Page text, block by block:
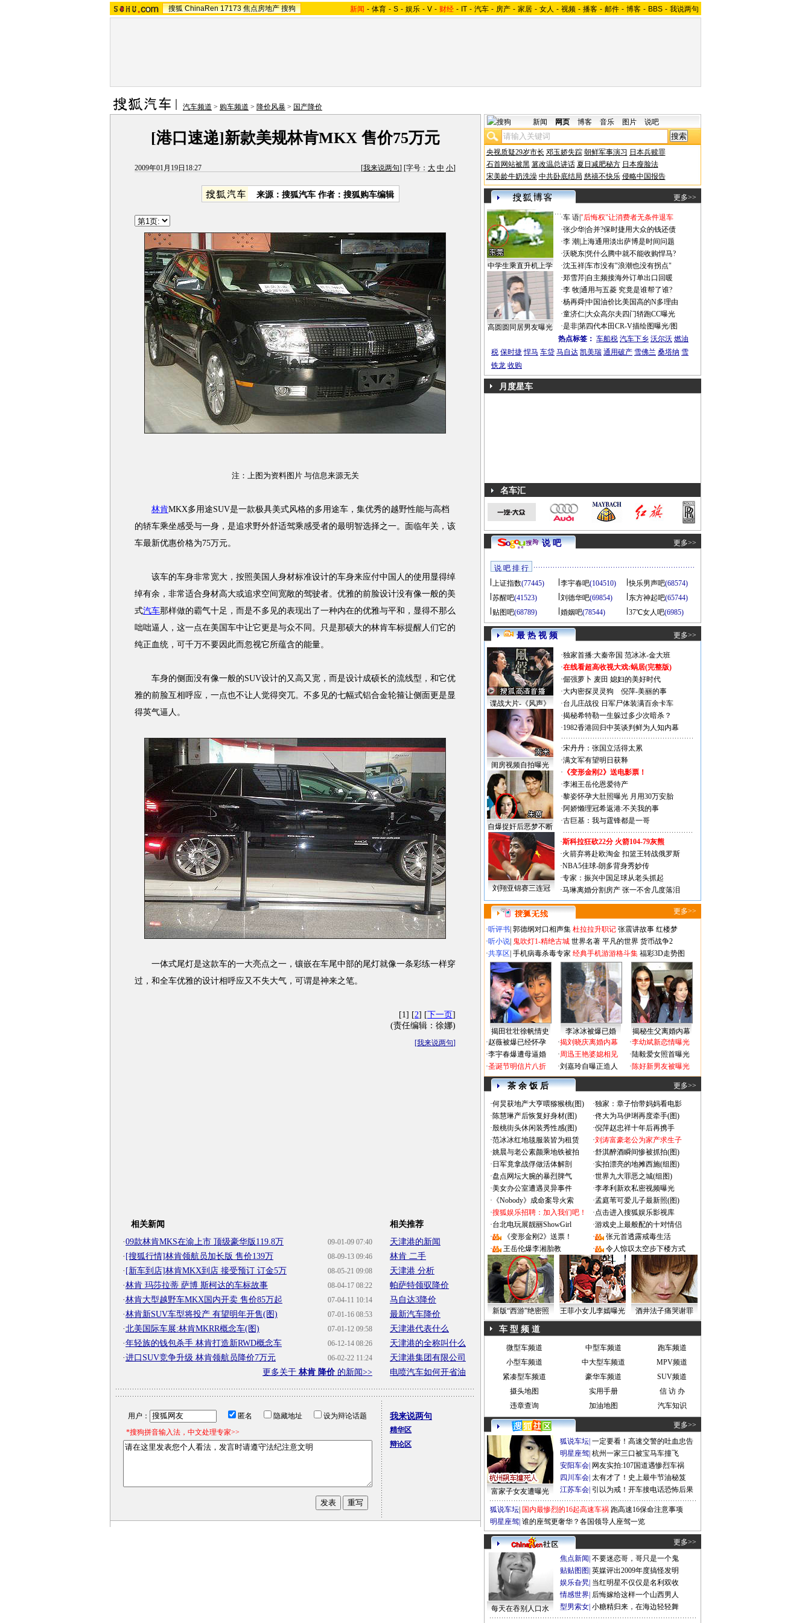
搜狐 ChinaRen 17173 焦点房地产 搜狗 新闻 - 体育 - S - 娱乐 - V - 财经 - IT - 汽车 - 房产 - 家居 - 女人 - 视频 - 播客 - 邮件 - 博客 - BBS - 我说两句
汽车频道 > 购车频道 > 降价风暴 > 国产降价
[港口速递]新款美规林肯MKX 售价75万元
2009年01月19日18:27 [我来说两句] [字号： 大 中 小]
来源：搜狐汽车 作者：搜狐购车编辑
注：上图为资料图片 与信息来源无关
林肯MKX多用途SUV是一款极具美式风格的多用途车，集优秀的越野性能与高档
的轿车乘坐感受与一身，是追求野外舒适驾乘感受者的最明智选择之一。面临年关，该
车最新优惠价格为75万元。
该车的车身非常宽大，按照美国人身材标准设计的车身来应付中国人的使用显得绰
绰有余，非常适合身材高大或追求空间宽敞的驾驶者。优雅的前脸设计没有像一般的美
式汽车那样做的霸气十足，而是不多见的表现出了一种内在的优雅与平和，显得不那么
咄咄逼人，这一点在美国车中让它更是与众不同。只是那硕大的林肯车标提醒人们它的
纯正血统，可千万不要因此而忽视它所蕴含的能量。
车身的侧面没有像一般的SUV设计的又高又宽，而是设计成硕长的流线型，和它优
雅的前脸互相呼应，一点也不让人觉得突兀。不多见的七幅式铝合金轮箍让侧面更是显
得英气逼人。
一体式尾灯是这款车的一大亮点之一，镶嵌在车尾中部的尾灯就像一条彩练一样穿
过，和全车优雅的设计相呼应又不失大气，可谓是神来之笔。
[1] [2] [下一页]
(责任编辑：徐娜)
[我来说两句]
相关新闻
09-01-09 07:40
·09款林肯MKS在渝上市 顶级豪华版119.8万
08-09-13 09:46
· [搜狐行情]林肯领航员加长版 售价139万
08-05-21 09:08
· [新车到店]林肯MKX到店 接受预订 订金5万
08-04-17 08:22
·林肯 玛莎拉蒂 萨博 斯柯达的车标故事
07-04-11 10:14
·林肯大型越野车MKX国内开卖 售价85万起
07-01-16 08:53
·林肯新SUV车型将投产 有望明年开售(图)
07-01-12 09:58
·北美国际车展:林肯MKRR概念车(图)
06-12-14 08:26
·年轻族的钱包杀手 林肯打造新RWD概念车
06-02-22 11:24
·进口SUV竞争升级 林肯领航员降价7万元
更多关于 林肯 降价 的新闻>>
相关推荐
天津港的新闻
林肯 二手
天津港 分析
帕萨特领驭降价
马自达3降价
最新汽车降价
天津港代表什么
天津港的全称叫什么
天津港集团有限公司
电喷汽车如何开省油
用户： 匿名 隐藏地址
设为辩论话题
*搜狗拼音输入法，中文处理专家>>
我来说两句
精华区
辩论区
新闻 网页 博客 音乐 图片 说吧
央视质疑29岁市长 邓玉娇失踪 朝鲜军事演习 日本兵赎罪
石首网站被黑 篡改温总讲话 夏日减肥秘方 日本瘦脸法
宋美龄牛奶洗澡 中共卧底结局 慈禧不快乐 侵略中国报告
更多>>
中学生乘直升机上学
高圆圆同居男友曝光
·车 语|"后悔权"让消费者无条件退车
·张少华|合并?保时捷用大众的钱还债
·李 潮 上海通用淡出萨博是时间问题
·沃晓东|凭什么腾中就不能收购悍马?
·沈玉祥|车市没有"浪潮也没有拐点"
·郑雪芹| 自主频接海外订单出口回暖
·李 牧|通用与五菱 究竟是谁帮了谁?
·杨再舜|中国油价比美国高的N多理由
·童济仁|大众高尔夫四门轿跑CC曝光
·是非|第四代本田CR-V描绘图曝光/图
热点标签： 车船税 汽车下乡 沃尔沃 燃油
税 保时捷 悍马 车贷 马自达 凯美瑞 通用破产 雪佛兰 桑塔纳 雪
铁龙 收购
月度星车
名车汇
说 吧 更多>>
说 吧 排 行
上证指数(77445) 李宇春吧(104510) 快乐男声吧(68574)
苏醒吧(41523) 刘德华吧(69854) 东方神起吧(65744)
贴图吧(68789) 婚姻吧(78544) 37℃女人吧(6985)
最 热 视 频 更多>>
谍战大片-《风声》
闺房视频自拍曝光
自爆捉奸后恶梦不断
·独家首播:大秦帝国 范冰冰-金大班
·在线看超高收视大戏:蜗居(完整版)
·倔强萝卜 麦田 媳妇的美好时代
·大内密探灵灵狗
倪萍-美丽的事
·台儿庄战役 日军尸体装满百余卡车
·揭秘希特勒一生躲过多少次暗杀？
·1982香港回归中英谈判鲜为人知内幕
·宋丹丹：张国立活得太累
·满文军有望明日获释
· 《变形金刚2》送电影票！
·李湘王岳伦恩爱待产
·黎姿怀孕大肚照曝光 月用30万安胎
·阿娇懒理冠希返港:不关我的事
·古巨基：我与霆锋都是一哥
刘翔亚锦赛三连冠
·斯科拉狂砍22分 火箭104-79灰熊
·火箭弃将赴欧淘金 扣篮王转战俄罗斯
·NBA5佳球-朗多背身秀妙传
·专家：振兴中国足球从老头抓起
·马琳离婚分割房产 张一不舍几度落泪
更多>>
·听评书 郭德纲对口相声集 杜拉拉升职记 张震讲故事 红楼梦
·听小说 鬼吹灯1-精绝古城 世界名著 平凡的世界 货币战争2
·共享区 手机病毒杀毒专家 经典手机游游格斗集 福彩3D走势图
揭田壮壮徐帆情史 李冰冰被爆已婚
揭秘生父离婚内幕
·赵薇被爆已经怀孕
·李宇春爆遭母逼婚
·圣诞节明信片八折
·揭刘晓庆离婚内幕
·周迅王艳婆媳相见
·刘嘉玲自曝正造人
·李幼斌新恋情曝光
·陆毅爱女照首曝光
·陈好新男友被曝光
茶 余 饭 后 更多>>
·何炅获地产大亨喂猕猴桃(图) ·独家：章子怡带妈妈看电影
·陈慧琳产后恢复好身材(图) ·佟大为马伊琍再度牵手(图)
·殷桃街头休闲装秀性感(图) ·倪萍赵忠祥十年后再携手
·范冰冰红地毯服装皆为租赁 ·刘涛富豪老公为家产求生子
·姚晨与老公素颜乘地铁被拍 ·舒淇醉酒瞬间惨被抓拍(图)
· 日军竟拿战俘做活体解剖 ·实拍漂亮的地摊西施(组图)
·盘点网坛大腕的暴烈脾气 ·世界九大罪恶之城(组图)
·美女办公室遭遇灵异事件 ·李孝利新欢私密视频曝光
· 《Nobody》成命案导火索 ·孟庭苇可爱儿子最新照(图)
·搜狐娱乐招聘：加入我们吧！ ·点击进入搜狐娱乐影视库
·台北电玩展靓丽ShowGirl ·游戏史上最般配的十对情侣
·
《变形金刚2》送票！ ·
张元首透露戒毒生活
·
王岳伦爆李湘胎教 · 令人惊叹太空步下楼方式
新版“西游”绝密照 王菲小女儿李嫣曝光 酒井法子痛哭谢罪
车 型 频 道
微型车频道 中型车频道
跑车频道
小型车频道
中大型车频道
MPV频道
紧凑型车频道
豪华车频道
SUV频道
摄头地图
实用手册
信 访 办
违章查询
加油地图 汽车知识
更多>>
富家子女友遭曝光
狐说车坛 一定要看！高速交警的吐血忠告
明星座驾 杭州一家三口被宝马车撞飞
安阳车会 网友实拍:107国道遇惨烈车祸
四川车会 太有才了！史上最牛节油秘笈
江苏车会 引以为戒！开车接电话恐怖后果
狐说车坛 国内最惨烈的16起高速车祸 跑高速16保命注意事项
明星座驾 谁的座驾更奢华？各国领导人座驾一览
更多>>
每天在吞别人口水
焦点新闻 不要迷恋哥，哥只是一个鬼
贴贴图图 英媒评出2009年度搞怪发明
娱乐旮旯 当红明星不仅仅是名利双收
情感世界 后悔嫁给这样一个山西男人
型男索女 小糖精归来，在海边轻轻舞